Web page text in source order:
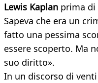
Lewis Kaplan prima di
Sapeva che era un
fatto una pessima
essere scoperto. Ma
suo diritto».
In un discorso di